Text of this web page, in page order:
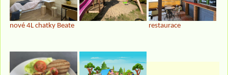
nové 4L chatky Beate restaurace